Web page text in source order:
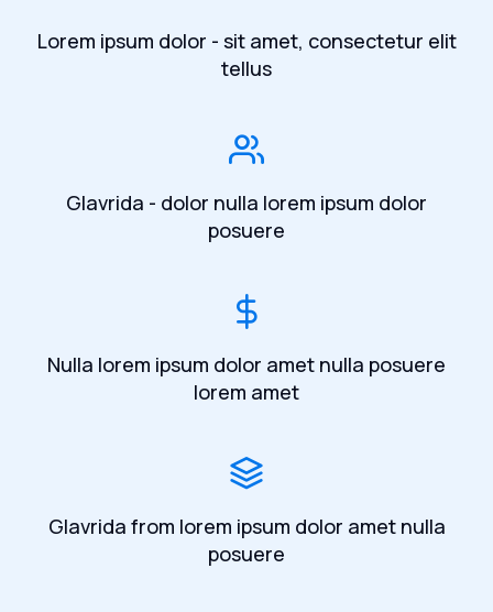
Lorem ipsum dolor - sit amet, consectetur elit
tellus
Glavrida - dolor nulla lorem ipsum dolor
posuere
Nulla lorem ipsum dolor amet nulla posuere
lorem amet
Glavrida from lorem ipsum dolor amet nulla
posuere